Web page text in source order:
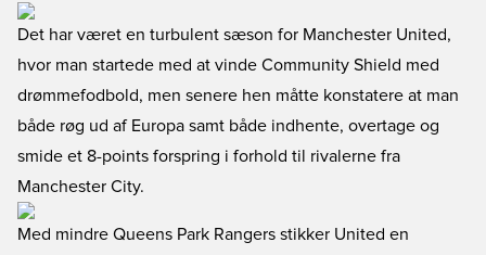
Det har været en turbulent sæson for Manchester United,
hvor man startede med at vinde Community Shield med
drømmefodbold, men senere hen måtte konstatere at man
både røg ud af Europa samt både indhente, overtage og
smide et 8-points forspring i forhold til rivalerne fra
Manchester City.
Med mindre Queens Park Rangers stikker United en